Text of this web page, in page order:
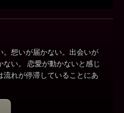
。想いが届かない。出会いが
ない。 恋愛が動かないと感じ
流れが停滞していることにあ